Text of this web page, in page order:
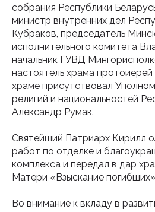
собрания Республики
министр внутренних дел
Кубраков, председатель
исполнительного комитета
начальник ГУВД
настоятель храма
храме присутствовал
религий и национальностей
Александр Румак.
Святейший Патриарх Кирилл
работ по отделке и
комплекса и передал в дар
Матери «Взыскание
Во внимание к вкладу в